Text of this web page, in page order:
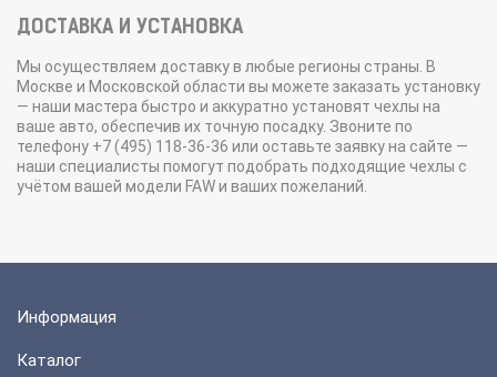
ДОСТАВКА И УСТАНОВКА
Мы осуществляем доставку в любые регионы страны. В
Москве и Московской области вы можете заказать установку
— наши мастера быстро и аккуратно установят чехлы на
ваше авто, обеспечив их точную посадку. Звоните по
телефону +7 (495) 118-36-36 или оставьте заявку на сайте —
наши специалисты помогут подобрать подходящие чехлы с
учётом вашей модели FAW и ваших пожеланий.
Информация
Каталог